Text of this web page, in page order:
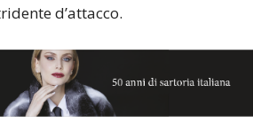
d’attacco.